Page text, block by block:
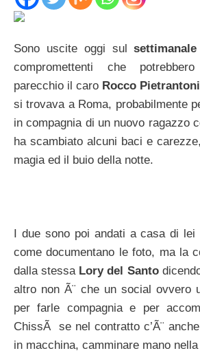
Sono uscite oggi sulsettimanale
compromettenti che
parecchio il caro Rocco
si trovava a Roma, probabilmente
in compagnia di un nuovo ragazzo
ha scambiato alcuni baci e
magia ed il buio della notte.
I due sono poi andati a casa di lei
come documentano le foto, ma la
dalla stessa Lory del Santo
altro non Ã¨ che un social ovvero
per farle compagnia e per
ChissÃ se nel contratto c’Ã¨
in macchina, camminare mano